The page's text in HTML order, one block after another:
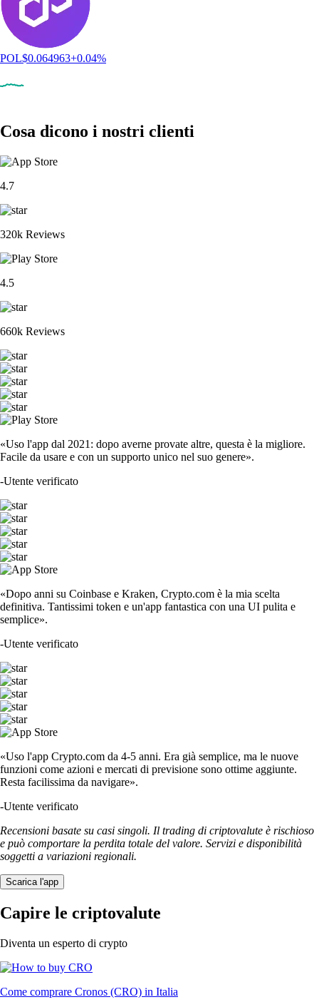
POL$0.064963+0.04%
Cosa dicono i nostri clienti
4.7
320k Reviews
4.5
660k Reviews
«Uso l'app dal 2021: dopo averne provate altre, questa è la migliore.
Facile da usare e con un supporto unico nel suo genere».
-Utente verificato
«Dopo anni su Coinbase e Kraken, Crypto.com è la mia scelta
definitiva. Tantissimi token e un'app fantastica con una UI pulita e
semplice».
-Utente verificato
«Uso l'app Crypto.com da 4-5 anni. Era già semplice, ma le nuove
funzioni come azioni e mercati di previsione sono ottime aggiunte.
Resta facilissima da navigare».
-Utente verificato
Recensioni basate su casi singoli. Il trading di criptovalute è rischioso
e può comportare la perdita totale del valore. Servizi e disponibilità
soggetti a variazioni regionali.
Scarica l'app
Capire le criptovalute
Diventa un esperto di crypto
Come comprare Cronos (CRO) in Italia